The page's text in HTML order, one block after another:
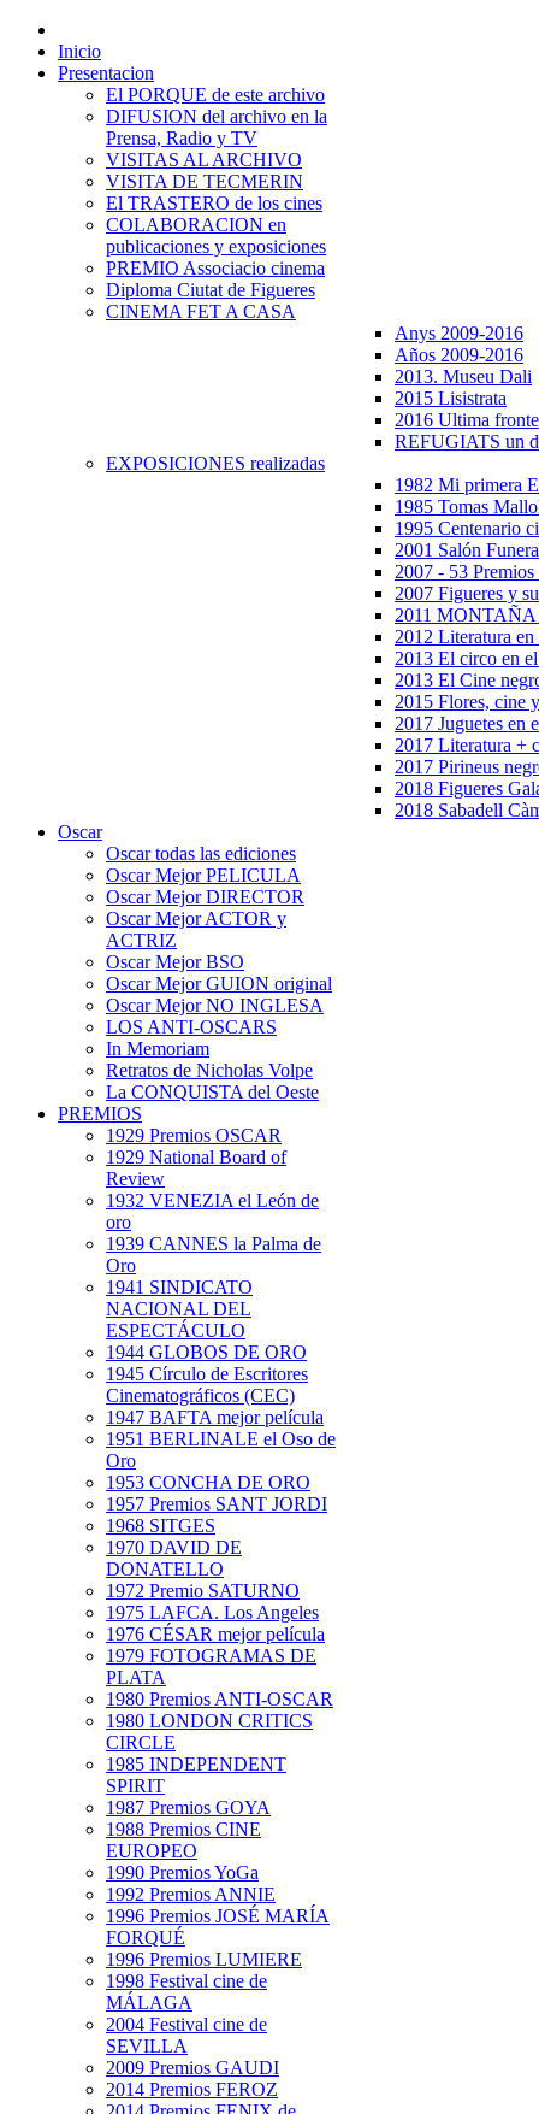
Inicio
Presentacion
El PORQUE de este archivo
DIFUSION del archivo en la
Prensa, Radio y TV
VISITAS AL ARCHIVO
VISITA DE TECMERIN
El TRASTERO de los cines
COLABORACION en
publicaciones y exposiciones
PREMIO Associacio cinema
Diploma Ciutat de Figueres
CINEMA FET A CASA
Anys 2009-2016
Años 2009-2016
2013. Museu Dali
2015 Lisistrata
2016 Ultima
REFUGIATS un
EXPOSICIONES realizadas
1982 Mi primera
1985 Tomas
1995 Centenario
2001 Salón
2007 - 53 Premios
2007 Figueres y
2011 MONTAÑA
2012 Literatura en
2013 El circo en
2013 El Cine
2015 Flores, cine
2017 Juguetes en
2017 Literatura +
2017 Pirineus
2018 Figueres
2018 Sabadell
Oscar
Oscar todas las ediciones
Oscar Mejor PELICULA
Oscar Mejor DIRECTOR
Oscar Mejor ACTOR y
ACTRIZ
Oscar Mejor BSO
Oscar Mejor GUION original
Oscar Mejor NO INGLESA
LOS ANTI-OSCARS
In Memoriam
Retratos de Nicholas Volpe
La CONQUISTA del Oeste
PREMIOS
1929 Premios OSCAR
1929 National Board of
Review
1932 VENEZIA el León de
oro
1939 CANNES la Palma de
Oro
1941 SINDICATO
NACIONAL DEL
ESPECTÁCULO
1944 GLOBOS DE ORO
1945 Círculo de Escritores
Cinematográficos (CEC)
1947 BAFTA mejor película
1951 BERLINALE el Oso de
Oro
1953 CONCHA DE ORO
1957 Premios SANT JORDI
1968 SITGES
1970 DAVID DE
DONATELLO
1972 Premio SATURNO
1975 LAFCA. Los Angeles
1976 CÉSAR mejor película
1979 FOTOGRAMAS DE
PLATA
1980 Premios ANTI-OSCAR
1980 LONDON CRITICS
CIRCLE
1985 INDEPENDENT
SPIRIT
1987 Premios GOYA
1988 Premios CINE
EUROPEO
1990 Premios YoGa
1992 Premios ANNIE
1996 Premios JOSÉ MARÍA
FORQUÉ
1996 Premios LUMIERE
1998 Festival cine de
MÁLAGA
2004 Festival cine de
SEVILLA
2009 Premios GAUDI
2014 Premios FEROZ